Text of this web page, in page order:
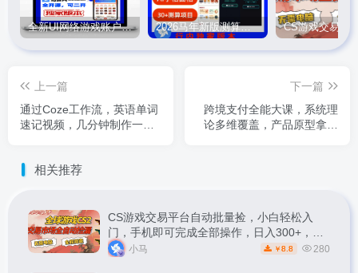
全新UI网络游戏账户交易平台系统 全开源版本 2026马年新版测算系统源码
上一篇
通过Coze工作流，英语单词
速记视频，几分钟制作一个
下一篇
跨境支付全能大课，系统理
论多维覆盖，产品原型拿来
相关推荐
CS游戏交易平台自动批量捡，小白轻松入
门，手机即可完成全部操作，日入300+，轻
松副业【揭秘】
小马 ￥ 8.8 280